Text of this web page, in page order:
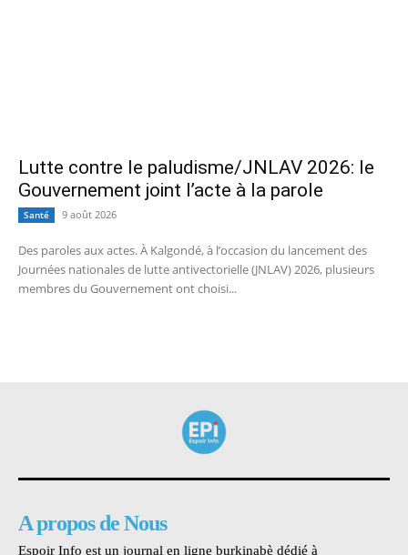
Lutte contre le paludisme/JNLAV 2026: le
Gouvernement joint l’acte à la parole
Santé 9 août 2026
Des paroles aux actes. À Kalgondé, à l’occasion du lancement des
Journées nationales de lutte antivectorielle (JNLAV) 2026, plusieurs
membres du Gouvernement ont choisi...
A propos de Nous
Espoir Info est un journal en ligne burkinabè dédié à